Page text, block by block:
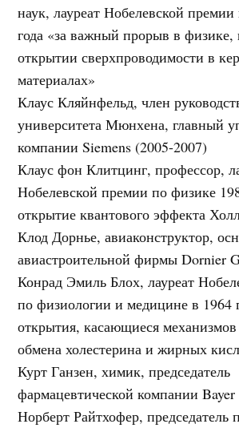
наук, лауреат Нобелевской
года «за важный прорыв в
открытии сверхпроводимости в
материалах»
Клаус Кляйнфельд, член
университета Мюнхена, главный
компании Siemens (2005-2007)
Клаус фон Клитцинг, профессор,
Нобелевской премии по физике
открытие квантового эффекта
Клод Дорнье, авиаконструктор,
авиастроительной фирмы Dornier
Конрад Эмиль Блох, лауреат
по физиологии и медицине в 1964
открытия, касающиеся
обмена холестерина и жирных
Курт Ганзен, химик, председатель
фармацевтической компании
Норберт Райтхофер, председатель